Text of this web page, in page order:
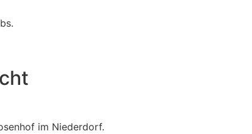
im Niederdorf.